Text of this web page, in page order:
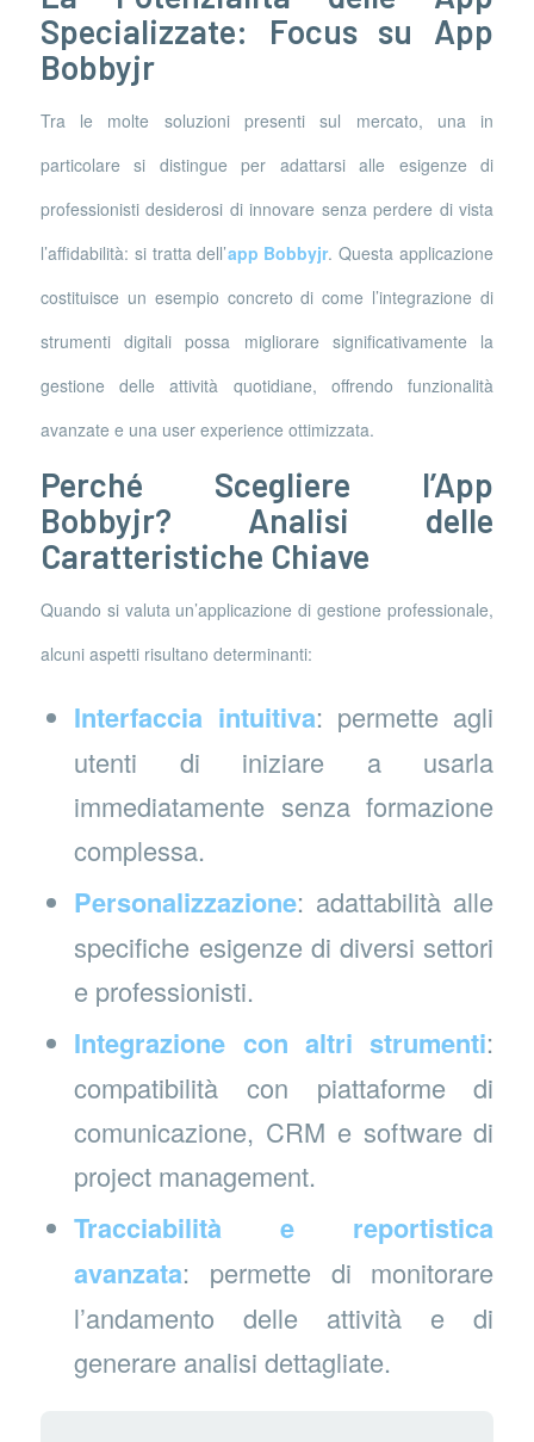
Specializzate: Focus su App
Bobbyjr
Tra le molte soluzioni presenti sul mercato, una in
particolare si distingue per adattarsi alle esigenze di
professionisti desiderosi di innovare senza perdere di vista
l’affidabilità: si tratta dell’app Bobbyjr. Questa applicazione
costituisce un esempio concreto di come l’integrazione di
strumenti digitali possa migliorare significativamente la
gestione delle attività quotidiane, offrendo funzionalità
avanzate e una user experience ottimizzata.
Perché Scegliere l’App
Bobbyjr? Analisi delle
Caratteristiche Chiave
Quando si valuta un’applicazione di gestione professionale,
alcuni aspetti risultano determinanti:
Interfaccia intuitiva: permette agli
utenti di iniziare a usarla
immediatamente senza formazione
complessa.
Personalizzazione: adattabilità alle
specifiche esigenze di diversi settori
e professionisti.
Integrazione con altri strumenti:
compatibilità con piattaforme di
comunicazione, CRM e software di
project management.
Tracciabilità e reportistica
avanzata: permette di monitorare
l’andamento delle attività e di
generare analisi dettagliate.